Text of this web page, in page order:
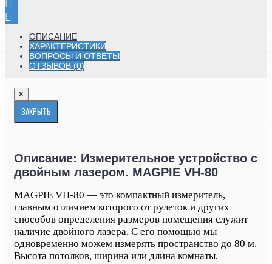
ОПИСАНИЕ
ХАРАКТЕРИСТИКИ
ВОПРОСЫ И ОТВЕТЫ
ОТЗЫВОВ (0)
×
ЗАКРЫТЬ
Описание: Измерительное устройство с
двойным лазером. MAGPIE VH-80
MAGPIE VH-80 — это компактный измеритель,
главным отличием которого от рулеток и других
способов определения размеров помещения служит
наличие двойного лазера. С его помощью мы
одновременно можем измерять пространство до 80 м.
Высота потолков, ширина или длина комнаты,